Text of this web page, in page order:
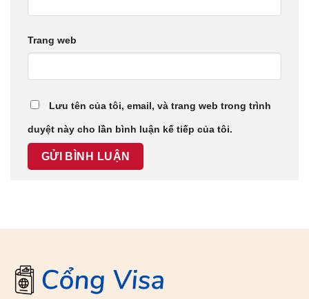
Trang web
Lưu tên của tôi, email, và trang web trong trình
duyệt này cho lần bình luận kế tiếp của tôi.